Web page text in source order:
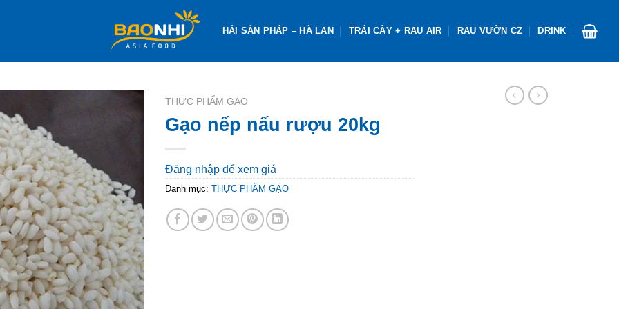
HẢI SẢN PHÁP – HÀ LAN TRÁI CÂY + RAU AIR RAU VƯỜN CZ DRINK
THỰC PHẨM GẠO
Gạo nếp nấu rượu 20kg
Đăng nhập để xem giá
Danh mục: THỰC PHẨM GẠO